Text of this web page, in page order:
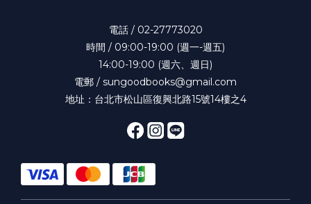
電話 / 02-27773020
時間 / 09:00-19:00 (週一-週五)
14:00-19:00 (週六、週日)
電郵 / sungoodbooks@gmail.com
地址：台北市松山區復興北路15號14樓之4